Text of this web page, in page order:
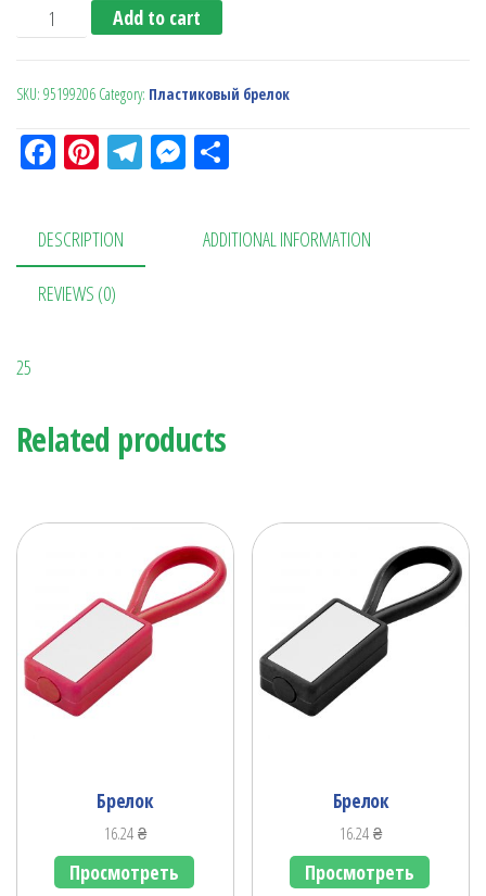
Брелок-фонарик с кнопкой (желтый) quantity
Add to cart
SKU: 95199206 Category: Пластиковый брелок
Fa
bo
ok
Pi
er
es
t
Te
a
M
se
n
ра
в
DESCRIPTION ADDITIONAL INFORMATION
REVIEWS (0)
25
Related products
Брелок
16.24₴
Просмотреть
Брелок
16.24₴
Просмотреть